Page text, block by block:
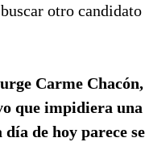
otro
Carme
que impidiera
de hoy parece